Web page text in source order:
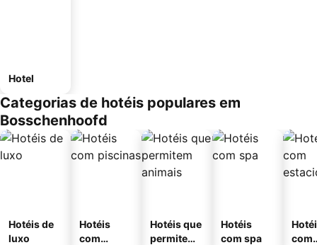
Hotel
Categorias de hotéis populares em
Bosschenhoofd
Hotéis de
luxo
Hotéis
com
Hotéis que
permitem
Hotéis
com spa
com